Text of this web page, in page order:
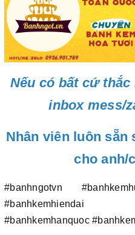
Nếu có bất cứ
inbox mess/
Nhân viên luôn
cho anh/
#banhngotvn
#banhkemhiendai
#banhkemhanquoc